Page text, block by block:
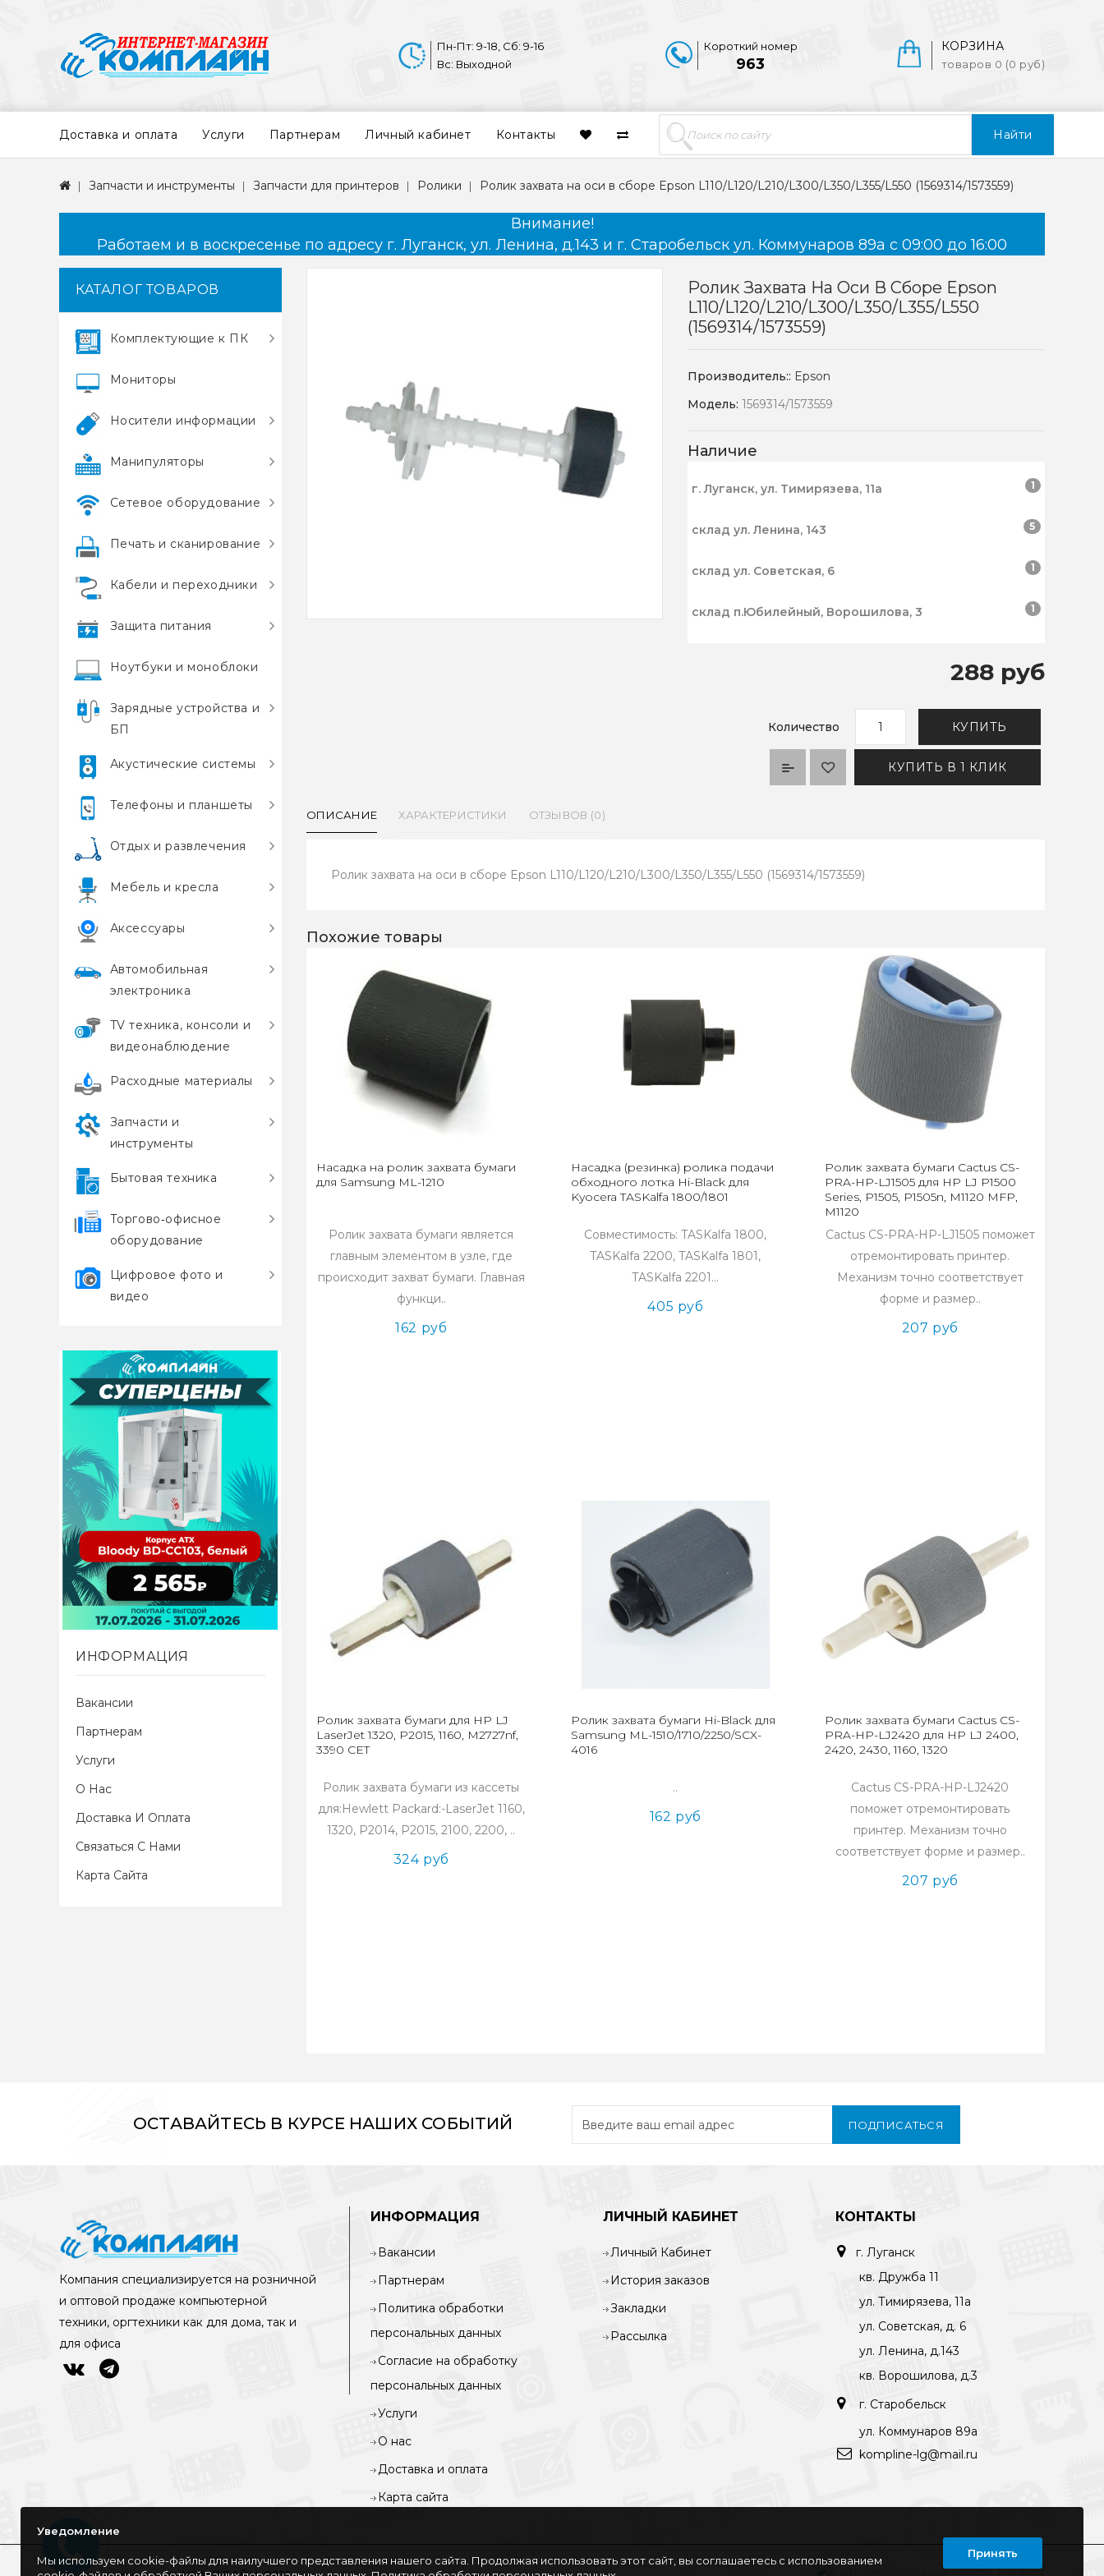
Найти
КОРЗИНА
товаров 0 (0 руб)
Короткий номер
963
Пн-Пт: 9-18, Сб: 9-16
Вс: Выходной
Доставка и оплата Услуги Партнерам Личный кабинет Контакты
Запчасти и инструменты Запчасти для принтеров Ролики Ролик захвата на оси в сборе Epson L110/L120/L210/L300/L350/L355/L550 (1569314/1573559)
Внимание!
Работаем и в воскресенье по адресу г. Луганск, ул. Ленина, д.143 и г. Старобельск ул. Коммунаров 89а с 09:00 до 16:00
КАТАЛОГ ТОВАРОВ
Комплектующие к ПК
Мониторы
Носители информации
Манипуляторы
Сетевое оборудование
Печать и сканирование
Кабели и переходники
Защита питания
Ноутбуки и моноблоки
Зарядные устройства и
БП
Акустические системы
Телефоны и планшеты
Отдых и развлечения
Мебель и кресла
Аксессуары
Автомобильная
электроника
TV техника, консоли и
видеонаблюдение
Расходные материалы
Запчасти и
инструменты
Бытовая техника
Торгово‑офисное
оборудование
Цифровое фото и
видео
ИНФОРМАЦИЯ
Вакансии
Партнерам
Услуги
О Нас
Доставка И Оплата
Связаться С Нами
Карта Сайта
Ролик Захвата На Оси В Сборе Epson
L110/L120/L210/L300/L350/L355/L550
(1569314/1573559)
Производитель:: Epson
Модель:1569314/1573559
Наличие
г. Луганск, ул. Тимирязева, 11а 1
склад ул. Ленина, 143 5
склад ул. Советская, 6 1
склад п.Юбилейный, Ворошилова, 3 1
288 руб
Количество КУПИТЬ
КУПИТЬ В 1 КЛИК
ОПИСАНИЕ ХАРАКТЕРИСТИКИ ОТЗЫВОВ (0)
Ролик захвата на оси в сборе Epson L110/L120/L210/L300/L350/L355/L550 (1569314/1573559)
Похожие товары
Насадка на ролик захвата бумаги
для Samsung ML-1210
Ролик захвата бумаги является
главным элементом в узле, где
происходит захват бумаги. Главная
функци..
162 руб
Насадка (резинка) ролика подачи
обходного лотка Hi-Black для
Kyocera TASKalfa 1800/1801
Совместимость: TASKalfa 1800,
TASKalfa 2200, TASKalfa 1801,
TASKalfa 2201...
405 руб
Ролик захвата бумаги Cactus CS-
PRA-HP-LJ1505 для HP LJ P1500
Series, P1505, P1505n, M1120 MFP,
M1120
Cactus CS-PRA-HP-LJ1505 поможет
отремонтировать принтер.
Механизм точно соответствует
форме и размер..
207 руб
Ролик захвата бумаги для HP LJ
LaserJet 1320, P2015, 1160, M2727nf,
3390 CET
Ролик захвата бумаги из кассеты
для:Hewlett Packard:-LaserJet 1160,
1320, P2014, P2015, 2100, 2200, ..
324 руб
Ролик захвата бумаги Hi-Black для
Samsung ML-1510/1710/2250/SCX-
4016
..
162 руб
Ролик захвата бумаги Cactus CS-
PRA-HP-LJ2420 для HP LJ 2400,
2420, 2430, 1160, 1320
Cactus CS-PRA-HP-LJ2420
поможет отремонтировать
принтер. Механизм точно
соответствует форме и размер..
207 руб
ОСТАВАЙТЕСЬ В КУРСЕ НАШИХ СОБЫТИЙ ПОДПИСАТЬСЯ
Компания специализируется на розничной
и оптовой продаже компьютерной
техники, оргтехники как для дома, так и
для офиса
ИНФОРМАЦИЯ
Вакансии
Партнерам
Политика обработки
персональных данных
Согласие на обработку
персональных данных
Услуги
О нас
Доставка и оплата
Карта сайта
ЛИЧНЫЙ КАБИНЕТ
Личный Кабинет
История заказов
Закладки
Рассылка
КОНТАКТЫ
г. Луганск
кв. Дружба 11
ул. Тимирязева, 11а
ул. Советская, д. 6
ул. Ленина, д.143
кв. Ворошилова, д.3
г. Старобельск
ул. Коммунаров 89а
kompline-lg@mail.ru
Уведомление
Мы используем cookie-файлы для наилучшего представления нашего сайта. Продолжая использовать этот сайт, вы соглашаетесь с использованием
Принять